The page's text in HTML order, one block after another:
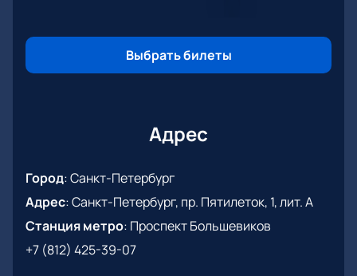
Выбрать билеты
Адрес
Город:Санкт-Петербург
Адрес:Санкт-Петербург, пр. Пятилеток, 1, лит. А
Станция метро: Проспект Большевиков
+7 (812) 425-39-07